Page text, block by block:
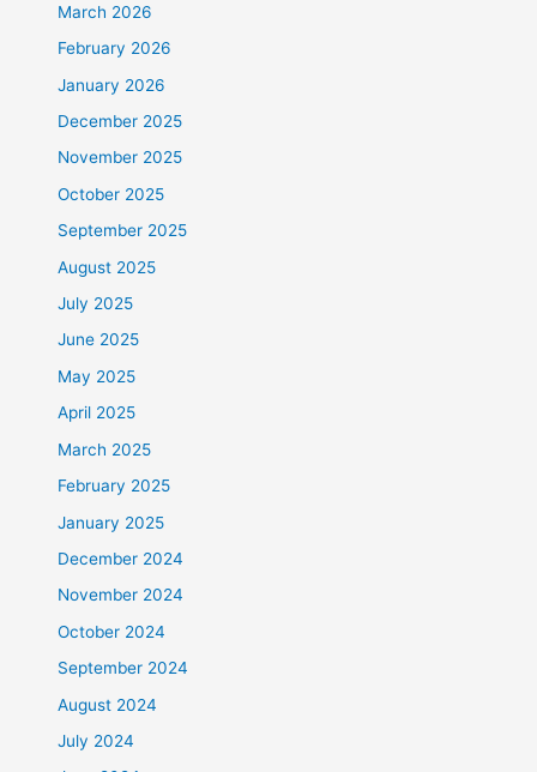
March 2026
February 2026
January 2026
December 2025
November 2025
October 2025
September 2025
August 2025
July 2025
June 2025
May 2025
April 2025
March 2025
February 2025
January 2025
December 2024
November 2024
October 2024
September 2024
August 2024
July 2024